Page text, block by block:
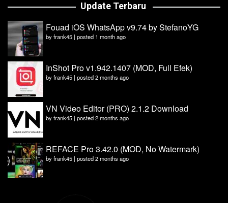
Update Terbaru
Fouad iOS WhatsApp v9.74 by StefanoYG
byfrank45 | posted 1 month ago
InShot Pro v1.942.1407 (MOD, Full Efek)
byfrank45 | posted 2 months ago
VN Video Editor (PRO) 2.1.2 Download
byfrank45 | posted 2 months ago
REFACE Pro 3.42.0 (MOD, No Watermark)
byfrank45 | posted 2 months ago